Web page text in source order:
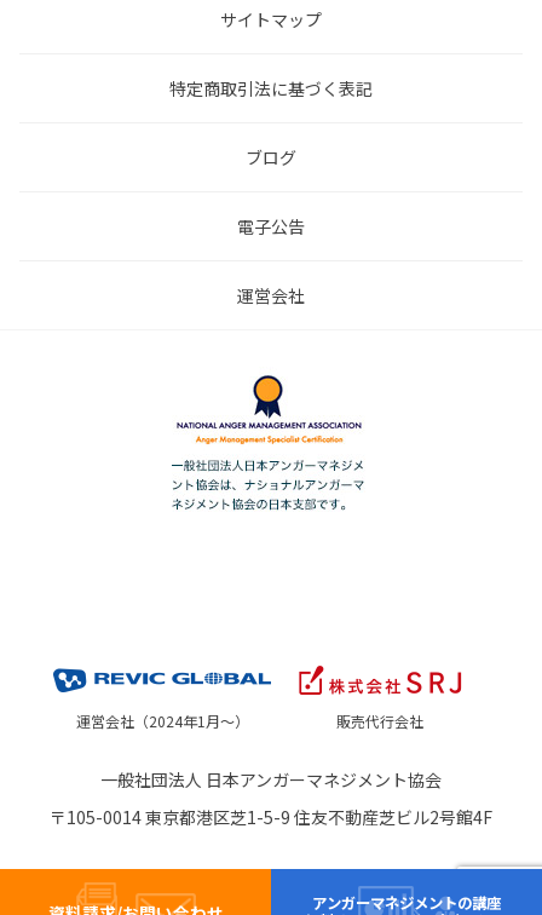
サイトマップ
特定商取引法に基づく表記
ブログ
電子公告
運営会社
運営会社（2024年1月～） 販売代行会社
一般社団法人 日本アンガーマネジメント協会
〒105-0014 東京都港区芝1-5-9 住友不動産芝ビル2号館4F
アンガーマネジメントの講座